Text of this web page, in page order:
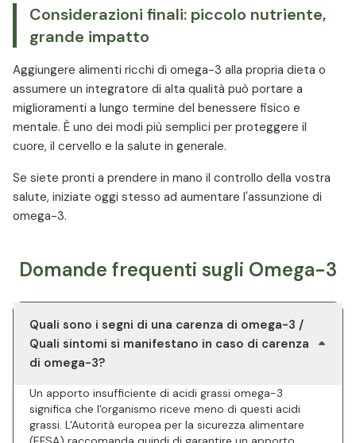
Considerazioni finali: piccolo nutriente,
grande impatto
Aggiungere alimenti ricchi di omega-3 alla propria dieta o
assumere un integratore di alta qualità può portare a
miglioramenti a lungo termine del benessere fisico e
mentale. È uno dei modi più semplici per proteggere il
cuore, il cervello e la salute in generale.
Se siete pronti a prendere in mano il controllo della vostra
salute, iniziate oggi stesso ad aumentare l'assunzione di
omega-3.
Domande frequenti sugli Omega-3
Quali sono i segni di una carenza di omega-3 /
Quali sintomi si manifestano in caso di carenza
di omega-3?
Un apporto insufficiente di acidi grassi omega-3
significa che l'organismo riceve meno di questi acidi
grassi. L'Autorità europea per la sicurezza alimentare